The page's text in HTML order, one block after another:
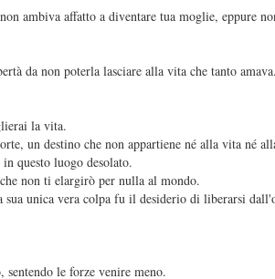
ambiva affatto a diventare tua moglie, eppure
da non poterla lasciare alla vita che tanto amava.
la vita.
un destino che non appartiene né alla vita né
questo luogo desolato.
non ti elargirò per nulla al mondo.
unica vera colpa fu il desiderio di liberarsi
le forze venire meno.